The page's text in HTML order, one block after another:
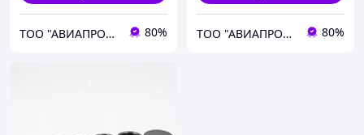
ТОО "АВИАПРОМСТАЛЬ" 80% ТОО "АВИАПРОМСТАЛЬ" 80%